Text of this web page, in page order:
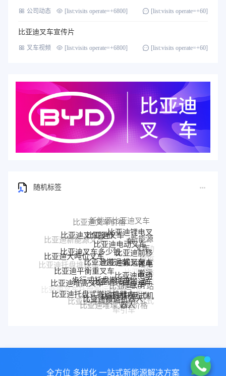
公司动态 [list:visits operate=+6800] [list:visits operate=+60]
比亚迪叉车宣传片
叉车视频 [list:visits operate=+6800] [list:visits operate=+60]
随机标签
比亚迪叉车多少钱
比亚迪搬运车
比亚迪搬运叉车
比亚迪前移
式叉车
比亚迪大吨位叉车
比亚迪平衡重叉车
步行式托盘搬运车
比亚迪托盘搬运车
比亚迪电动
托盘车
锂电
搬运
车
比亚迪托盘堆垛车
比亚迪堆高叉车
比亚迪托盘式搬运机器人
比亚迪搬运机器人
比亚迪托盘式机
器人
比亚迪2.0T站
驾式牵引车
比亚迪站
驾式牵引
车
比亚迪托盘前移叉车
比亚迪叉车托盘搬运车
比亚迪堆垛叉车
比亚迪堆垛叉车价格
比亚迪3.0T座驾式
牵引车
比亚迪3吨
牵引车
比亚迪
堆垛车
比亚迪2吨搬运车
比亚迪25T牵引车
电动AGV叉车
Stand-on
forklift
BYD forklift
S16PS
比亚迪4.5T站驾式牵引车
比亚迪Q45TS
全方位 多样化 一站式新能源解决方案